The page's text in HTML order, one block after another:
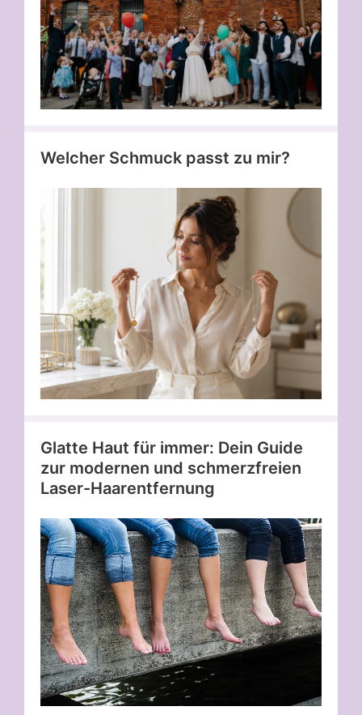
Welcher Schmuck passt zu mir?
Glatte Haut für immer: Dein Guide
zur modernen und schmerzfreien
Laser-Haarentfernung